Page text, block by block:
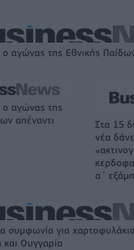
ο αγώνας της Εθνικής
ο αγώνας της
απέναντι
Στα 15
νέα
α΄
συμφωνία για
και Ουγγαρία